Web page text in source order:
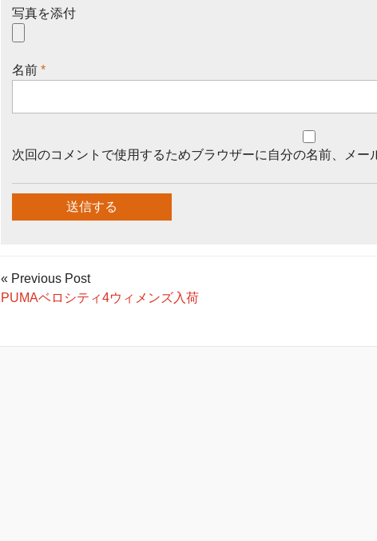
写真を添付
名前 *
次回のコメントで使用するためブラウザーに自分の名前、メー
« Previous Post
PUMAベロシティ4ウィメンズ入荷